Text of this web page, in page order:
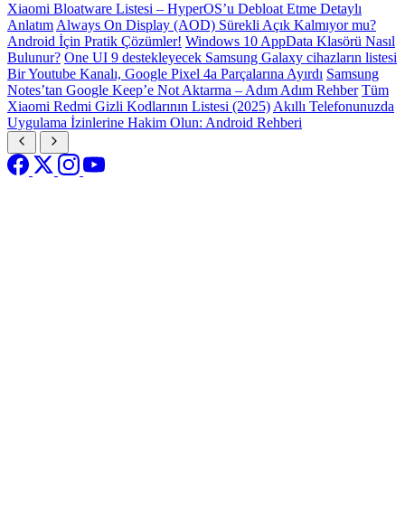
Xiaomi Bloatware Listesi – HyperOS’u Debloat Etme Detaylı
Anlatım Always On Display (AOD) Sürekli Açık Kalmıyor mu?
Android İçin Pratik Çözümler! Windows 10 AppData Klasörü Nasıl
Bulunur? One UI 9 destekleyecek Samsung Galaxy cihazların listesi
Bir Youtube Kanalı, Google Pixel 4a Parçalarına Ayırdı Samsung
Notes’tan Google Keep’e Not Aktarma – Adım Adım Rehber Tüm
Xiaomi Redmi Gizli Kodlarının Listesi (2025) Akıllı Telefonunuzda
Uygulama İzinlerine Hakim Olun: Android Rehberi